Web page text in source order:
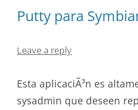
Putty para
Leave a reply
Esta aplicaciÃ³n es
sysadmin que deseen